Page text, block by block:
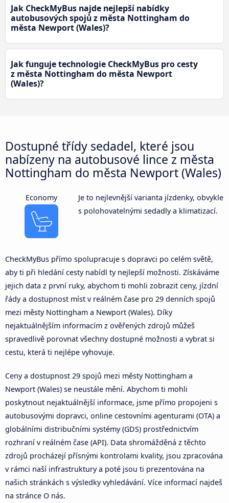
Jak CheckMyBus najde nejlepší nabídky
autobusových spojů z města Nottingham do
města Newport (Wales)?
Jak funguje technologie CheckMyBus pro cesty
z města Nottingham do města Newport
(Wales)?
Dostupné třídy sedadel, které jsou
nabízeny na autobusové lince z města
Nottingham do města Newport (Wales)
Economy
Je to nejlevnější varianta jízdenky, obvykle
s polohovatelnými sedadly a klimatizací.
CheckMyBus přímo spolupracuje s dopravci po celém světě,
aby ti při hledání cesty nabídl ty nejlepší možnosti. Získáváme
jejich data z první ruky, abychom ti mohli zobrazit ceny, jízdní
řády a dostupnost míst v reálném čase pro 29 denních spojů
mezi městy Nottingham a Newport (Wales). Díky
nejaktuálnějším informacím z ověřených zdrojů můžeš
spravedlivě porovnat všechny dostupné možnosti a vybrat si
cestu, která ti nejlépe vyhovuje.
Ceny a dostupnost 29 spojů mezi městy Nottingham a
Newport (Wales) se neustále mění. Abychom ti mohli
poskytnout nejaktuálnější informace, jsme přímo propojeni s
autobusovými dopravci, online cestovními agenturami (OTA) a
globálními distribučními systémy (GDS) prostřednictvím
rozhraní v reálném čase (API). Data shromážděná z těchto
zdrojů procházejí přísnými kontrolami kvality, jsou zpracována
v rámci naší infrastruktury a poté jsou ti prezentována na
našich stránkách s výsledky vyhledávání. Více informací najdeš
na stránce O nás.